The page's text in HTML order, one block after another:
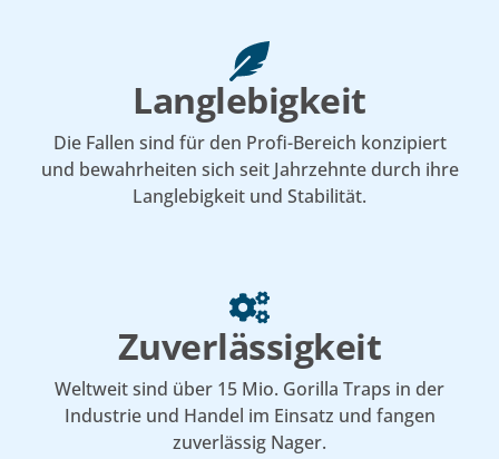
Langlebigkeit
Die Fallen sind für den Profi-Bereich konzipiert
und bewahrheiten sich seit Jahrzehnte durch ihre
Langlebigkeit und Stabilität.
Zuverlässigkeit
Weltweit sind über 15 Mio. Gorilla Traps in der
Industrie und Handel im Einsatz und fangen
zuverlässig Nager.